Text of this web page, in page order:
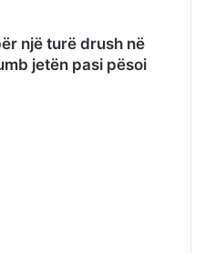
një turë drush në
jetën pasi pësoi